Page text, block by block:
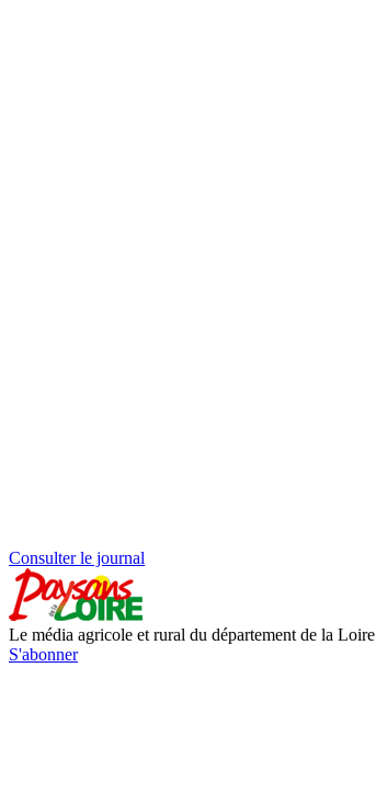
Consulter le journal
Le média agricole et rural du département de la Loire
S'abonner